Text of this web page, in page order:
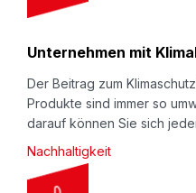
Unternehmen mit
Der Beitrag zum
Produkte sind immer so
darauf können Sie sich
Nachhaltigkeit